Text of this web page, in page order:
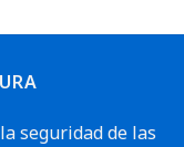
seguridad de las